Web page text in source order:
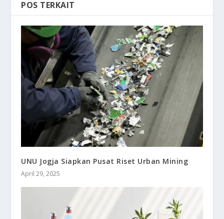
POS TERKAIT
UNU Jogja Siapkan Pusat Riset Urban Mining
April 29, 2025